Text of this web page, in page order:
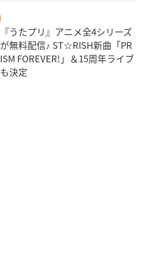
『うたプリ』アニメ全4シリーズ
が無料配信♪ ST☆RISH新曲「PR
ISM FOREVER!」＆15周年ライブ
も決定